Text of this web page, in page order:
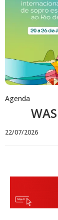
Agenda
22/07/2026